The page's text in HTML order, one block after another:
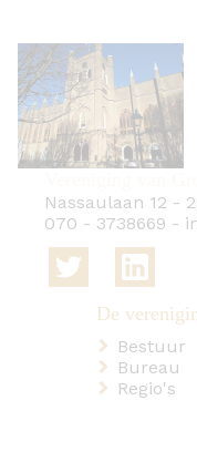
Nassaulaan 12 -
070 - 3738669 -
Bestuur
Bureau
Regio's